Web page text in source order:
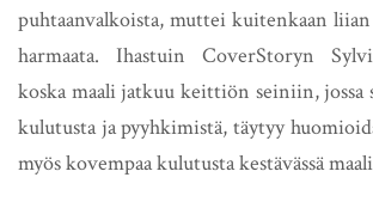
puhtaanvalkoista, muttei kuitenkaan
harmaata. Ihastuin CoverStoryn
koska maali jatkuu keittiön seiniin, jossa
kulutusta ja pyyhkimistä, täytyy
myös kovempaa kulutusta kestävässä